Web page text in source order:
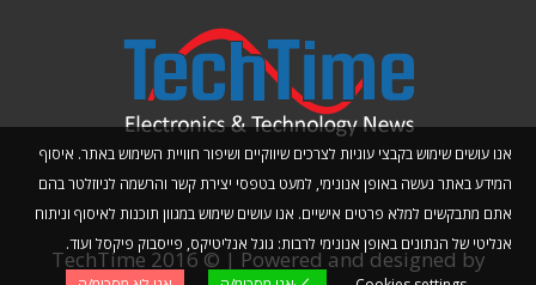
אנו עושים שימוש בקבצי עוגיות לצרכים שיווקיים ושיפור חוויית השימוש באתר. איסוף
המידע באתר נעשה באופן אנונימי, למעט בטפסי יצירת קשר והרשמה לניוזלטר בהם
אתם מתבקשים למלא פרטים אישיים. אנו עושים שימוש במגוון תוכנות לאיסוף וניתוח
אנליטי של הנתונים באופן אנונימי לרבות: גוגל אנליטיקס, פייסבוק פיקסל ועוד.
TechTime 2016 © | Powered and designed by